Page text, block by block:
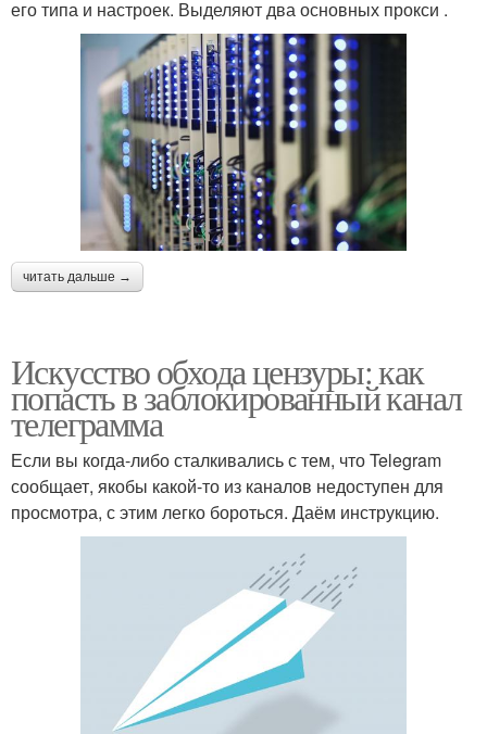
его типа и настроек. Выделяют два основных прокси .
читать дальше →
Искусство обхода цензуры: как
попасть в заблокированный канал
телеграмма
Если вы когда-либо сталкивались с тем, что Telegram
сообщает, якобы какой-то из каналов недоступен для
просмотра, с этим легко бороться. Даём инструкцию.